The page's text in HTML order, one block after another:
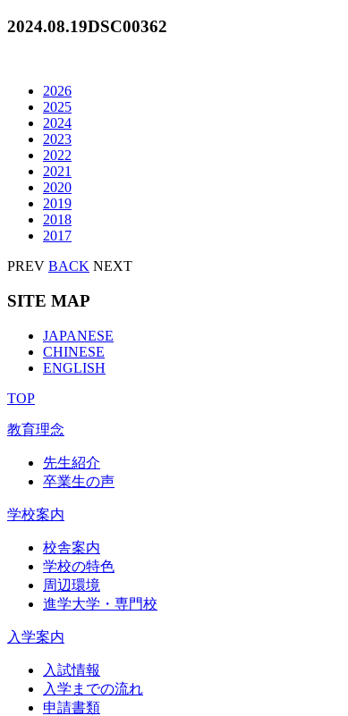
2024.08.19DSC00362
2026
2025
2024
2023
2022
2021
2020
2019
2018
2017
PREV BACK NEXT
SITE MAP
JAPANESE
CHINESE
ENGLISH
TOP
教育理念
先生紹介
卒業生の声
学校案内
校舎案内
学校の特色
周辺環境
進学大学・専門校
入学案内
入試情報
入学までの流れ
申請書類